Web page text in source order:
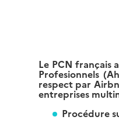
Le PCN français
Profesionnels
respect par
entreprises
Procédure